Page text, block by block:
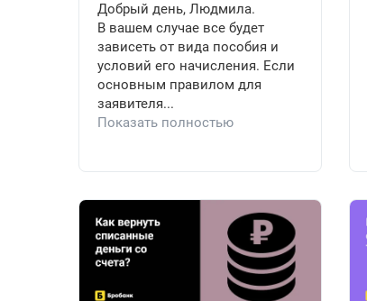
Добрый день, Людмила.
В вашем случае все будет
зависеть от вида пособия и
условий его начисления. Если
основным правилом для
заявителя...
Показать полностью